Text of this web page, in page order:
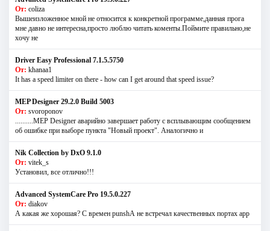
От: coliza
Вышеизложенное мной не относится к конкретной программе,данная прога
мне давно не интересна,просто люблю читать коменты.Поймите правильно,не
хочу не
Driver Easy Professional 7.1.5.5750
От: khanaa1
It has a speed limiter on there - how can I get around that speed issue?
MEP Designer 29.2.0 Build 5003
От: svoroponov
..........MEP Designer аварийно завершает работу с всплывающим сообщением
об ошибке при выборе пункта "Новый проект". Аналогично и
Nik Collection by DxO 9.1.0
От: vitek_s
Установил, все отлично!!!
Advanced SystemCare Pro 19.5.0.227
От: diakov
А какая же хорошая? С времен punshА не встречал качественных портах app